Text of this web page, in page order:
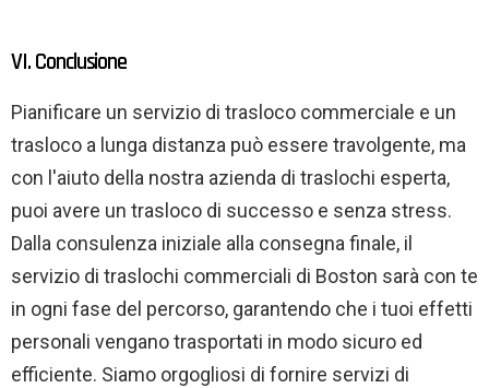
VI. Conclusione
Pianificare un servizio di trasloco commerciale e un
trasloco a lunga distanza può essere travolgente, ma
con l'aiuto della nostra azienda di traslochi esperta,
puoi avere un trasloco di successo e senza stress.
Dalla consulenza iniziale alla consegna finale, il
servizio di traslochi commerciali di Boston sarà con te
in ogni fase del percorso, garantendo che i tuoi effetti
personali vengano trasportati in modo sicuro ed
efficiente. Siamo orgogliosi di fornire servizi di